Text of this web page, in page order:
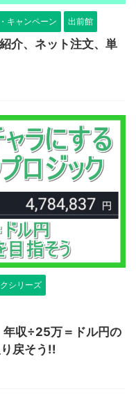
キャンペーン 出前館
介、ネット注文、単
シリーズ
年収÷25万＝ドル円の
戻そう!!